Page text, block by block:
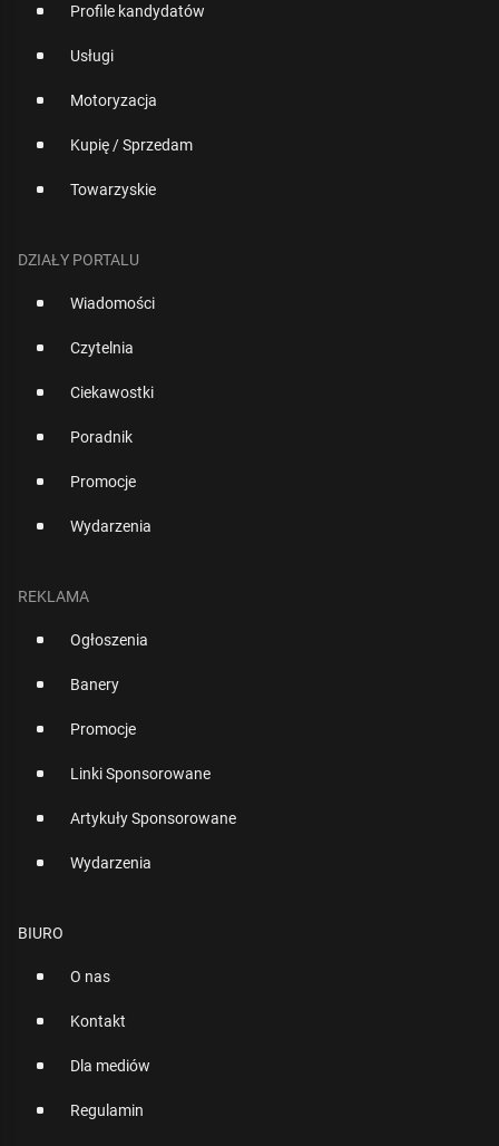
Profile kandydatów
Usługi
Motoryzacja
Kupię / Sprzedam
Towarzyskie
DZIAŁY PORTALU
Wiadomości
Czytelnia
Ciekawostki
Poradnik
Promocje
Wydarzenia
REKLAMA
Ogłoszenia
Banery
Promocje
Linki Sponsorowane
Artykuły Sponsorowane
Wydarzenia
BIURO
O nas
Kontakt
Dla mediów
Regulamin